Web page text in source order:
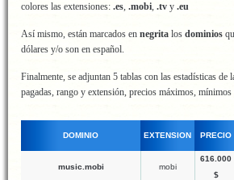
colores las extensiones: .es, .mobi, .tv y .eu
Así mismo, están marcados en negrita los dominios
dólares y/o son en español.
Finalmente, se adjuntan 5 tablas con las estadísticas de
pagadas, rango y extensión, precios máximos,
DOMINIO EXTENSION PRECIO
music.mobi mobi
616.000
$